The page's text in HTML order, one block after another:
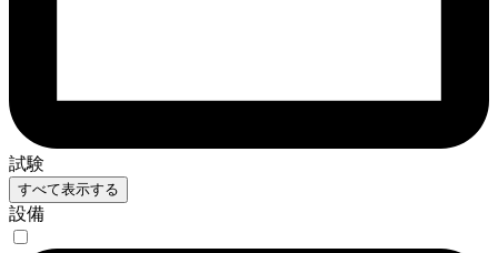
試験
すべて表示する
設備